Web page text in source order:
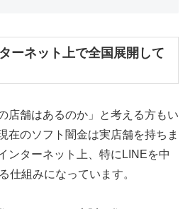
ーネット上で全国展開して
店舗はあるのか」と考える方もい
在のソフト闇金は実店舗を持ちま
ンターネット上、特にLINEを中
仕組みになっています。